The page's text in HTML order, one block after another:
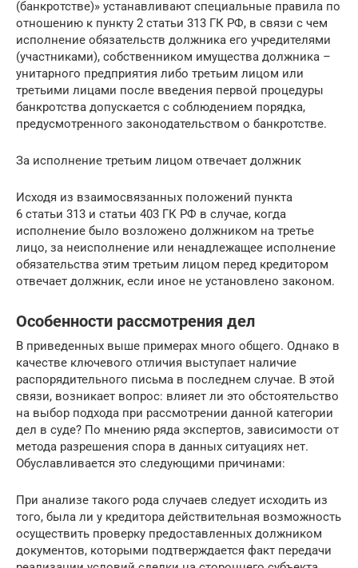
(банкротстве)» устанавливают специальные правила по
отношению к пункту 2 статьи 313 ГК РФ, в связи с чем
исполнение обязательств должника его учредителями
(участниками), собственником имущества должника –
унитарного предприятия либо третьим лицом или
третьими лицами после введения первой процедуры
банкротства допускается с соблюдением порядка,
предусмотренного законодательством о банкротстве.
За исполнение третьим лицом отвечает должник
Исходя из взаимосвязанных положений пункта
6 статьи 313 и статьи 403 ГК РФ в случае, когда
исполнение было возложено должником на третье
лицо, за неисполнение или ненадлежащее исполнение
обязательства этим третьим лицом перед кредитором
отвечает должник, если иное не установлено законом.
Особенности рассмотрения дел
В приведенных выше примерах много общего. Однако в
качестве ключевого отличия выступает наличие
распорядительного письма в последнем случае. В этой
связи, возникает вопрос: влияет ли это обстоятельство
на выбор подхода при рассмотрении данной категории
дел в суде? По мнению ряда экспертов, зависимости от
метода разрешения спора в данных ситуациях нет.
Обуславливается это следующими причинами:
При анализе такого рода случаев следует исходить из
того, была ли у кредитора действительная возможность
осуществить проверку предоставленных должником
документов, которыми подтверждается факт передачи